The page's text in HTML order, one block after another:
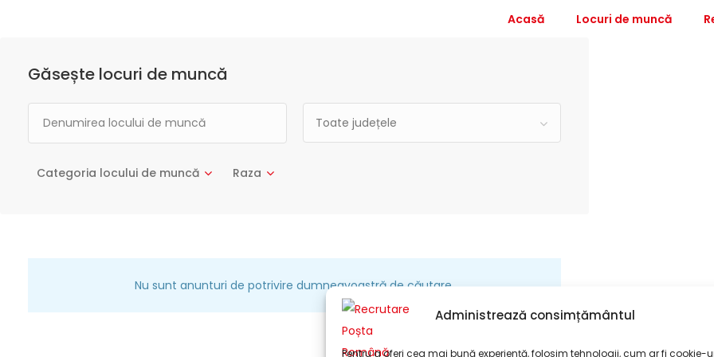
Administrează consimțământul
Pentru a oferi cea mai bună experiență, folosim tehnologii, cum ar fi cookie-
Acasă Locuri de muncă
Găsește locuri de muncă
Toate județele
Categoria locului de muncă Raza
Nu sunt anunturi de potrivire dumneavoastră de căutare.